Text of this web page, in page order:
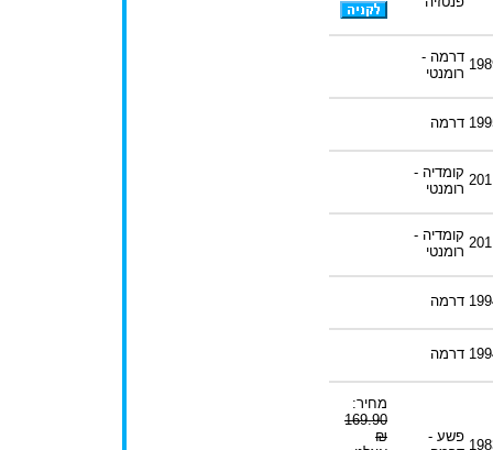
דרמה -
רומנטי
דרמה
קומדיה -
רומנטי
קומדיה -
רומנטי
דרמה
דרמה
פשע -
מחיר:
169.90
₪